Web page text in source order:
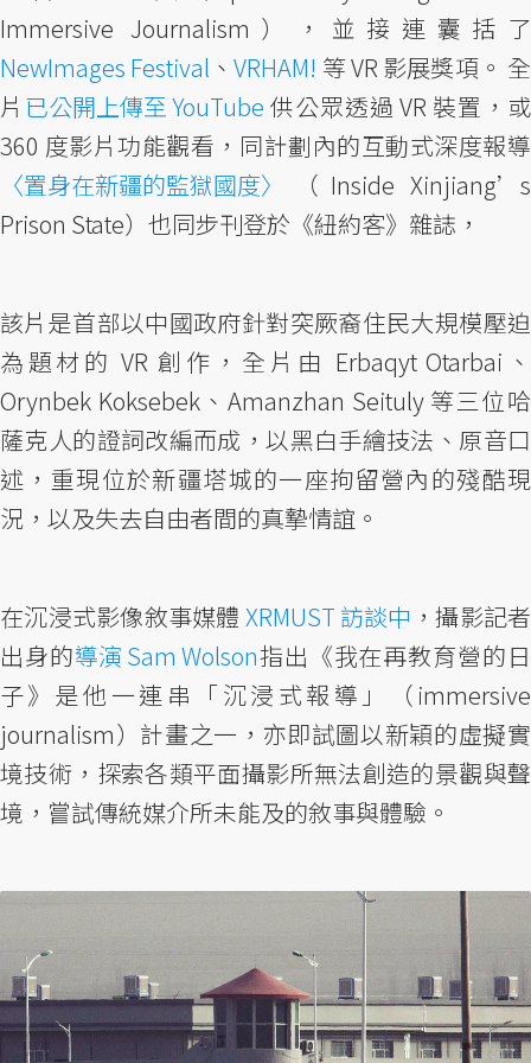
Immersive Journalism），並接連囊括了
NewImages Festival 、VRHAM! 等 VR 影展獎項。 全
片 已公開上傳至 YouTube 供公眾透過 VR 裝置，或
360 度影片功能觀看，同計劃內的互動式深度報導
〈置身在新疆的監獄國度〉
（Inside Xinjiang’s
Prison State）也同步刊登於《紐約客》雜誌，
該片是首部以中國政府針對突厥裔住民大規模壓迫
為題材的 VR 創作，全片由 Erbaqyt Otarbai、
Orynbek Koksebek、Amanzhan Seituly 等三位哈
薩克人的證詞改編而成，以黑白手繪技法、原音口
述，重現位於新疆塔城的一座拘留營內的殘酷現
況，以及失去自由者間的真摯情誼。
在沉浸式影像敘事媒體 XRMUST 訪談中 ，攝影記者
出身的導演 Sam Wolson指出《我在再教育營的日
子》是他一連串「沉浸式報導」（immersive
journalism）計畫之一，亦即試圖以新穎的虛擬實
境技術，探索各類平面攝影所無法創造的景觀與聲
境，嘗試傳統媒介所未能及的敘事與體驗。